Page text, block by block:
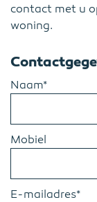
contact met u
woning.
Naam*
Mobiel
E-mailadres*